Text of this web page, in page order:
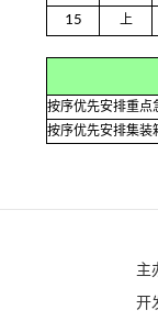
15 上
按序优先安排重点
按序优先安排集
主
开